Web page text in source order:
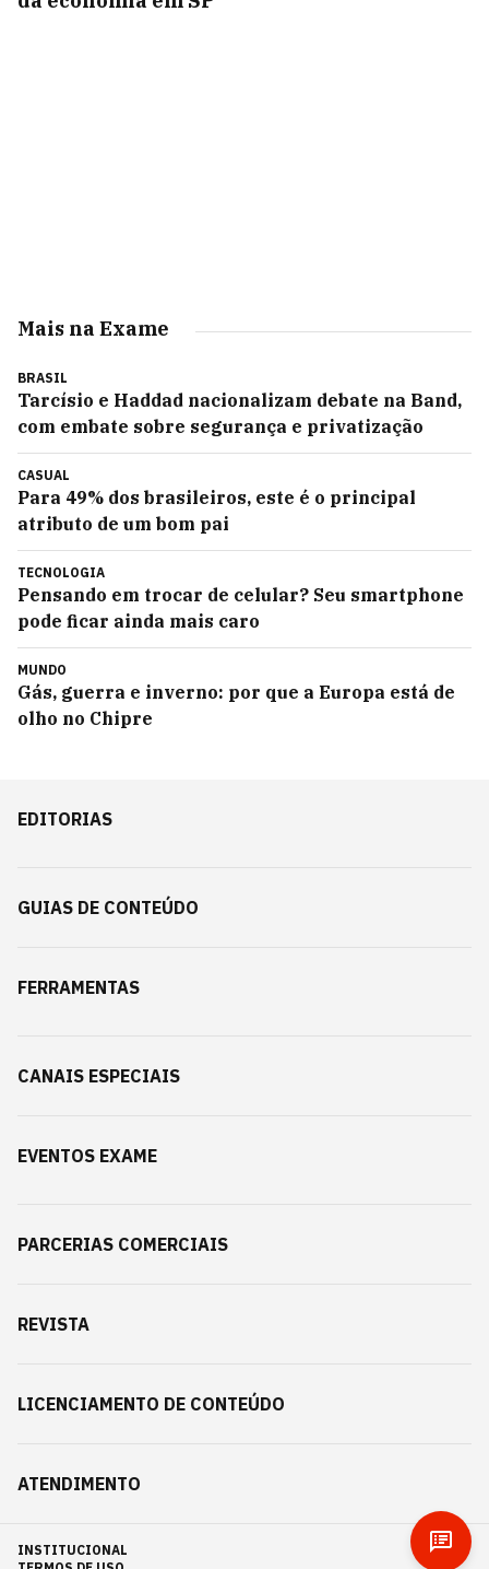
Mais na Exame
BRASIL
Tarcísio e Haddad nacionalizam debate na Band,
com embate sobre segurança e privatização
CASUAL
Para 49% dos brasileiros, este é o principal
atributo de um bom pai
TECNOLOGIA
Pensando em trocar de celular? Seu smartphone
pode ficar ainda mais caro
MUNDO
Gás, guerra e inverno: por que a Europa está de
olho no Chipre
EDITORIAS
GUIAS DE CONTEÚDO
FERRAMENTAS
CANAIS ESPECIAIS
EVENTOS EXAME
PARCERIAS COMERCIAIS
REVISTA
LICENCIAMENTO DE CONTEÚDO
ATENDIMENTO
INSTITUCIONAL